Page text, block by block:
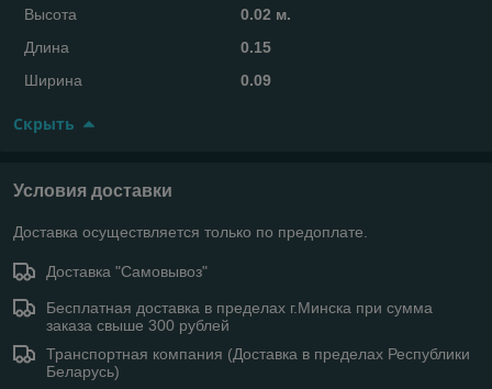
Высота
0.02 м.
Длина
0.15
Ширина
0.09
Скрыть
Условия доставки
Доставка осуществляется только по предоплате.
Доставка "Самовывоз"
Бесплатная доставка в пределах г.Минска при сумма
заказа свыше 300 рублей
Транспортная компания (Доставка в пределах Республики
Беларусь)